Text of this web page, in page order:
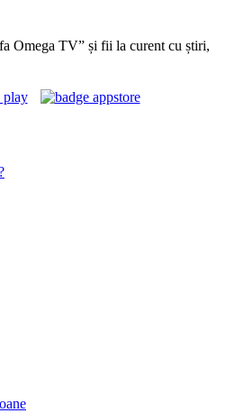
Omega TV” și fii la curent cu știri,